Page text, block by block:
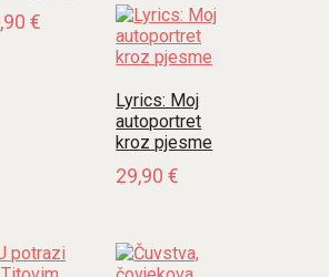
€
Lyrics: Moj
autoportret
kroz pjesme
29,90€